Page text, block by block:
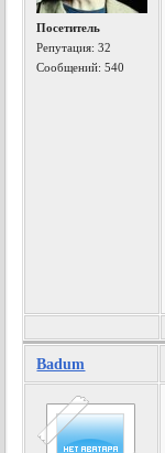
Посетитель
Репутация:32
Сообщений: 540
Badum